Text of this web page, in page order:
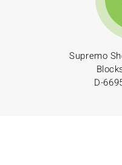
Supremo
D-